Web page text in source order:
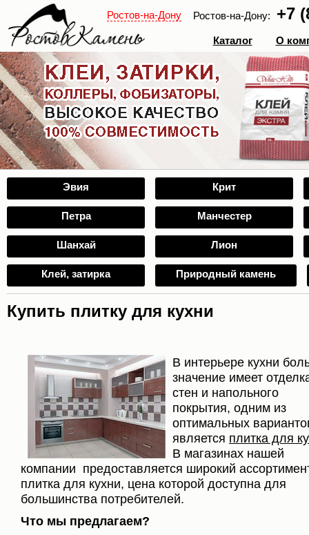
Ростов-на-Дону Ростов-на-Дону: +7
Каталог О
Эвия Крит
Петра Манчестер
Шанхай Лион
Клей, затирка Природный камень
Купить плитку для кухни
В интерьере кухни
значение имеет
стен и напольного
покрытия, одним из
оптимальных
является плитка для
В магазинах нашей
компании предоставляется широкий
плитка для кухни, цена которой доступна для
большинства потребителей.
Что мы предлагаем?